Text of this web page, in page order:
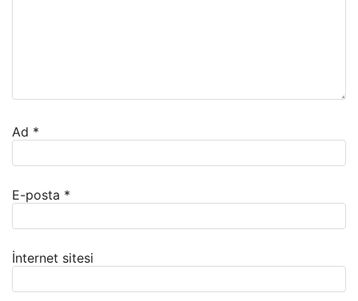
Ad *
E-posta *
İnternet sitesi